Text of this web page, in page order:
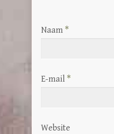
Naam *
E-mail *
Website